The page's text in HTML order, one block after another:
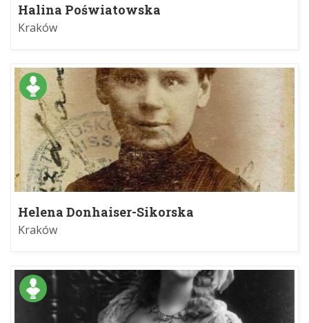
Halina Poświatowska
Kraków
Helena Donhaiser-Sikorska
Kraków